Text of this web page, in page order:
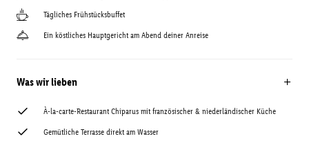
Tägliches Frühstücksbuffet
Ein köstliches Hauptgericht am Abend deiner Anreise
Was wir lieben
À-la-carte-Restaurant Chiparus mit französischer & niederländischer Küche
Gemütliche Terrasse direkt am Wasser